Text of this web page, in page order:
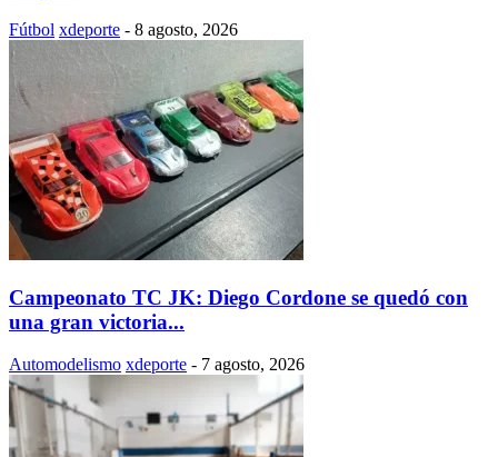
Fútbol xdeporte - 8 agosto, 2026
Campeonato TC JK: Diego Cordone se quedó con
una gran victoria...
Automodelismo xdeporte - 7 agosto, 2026